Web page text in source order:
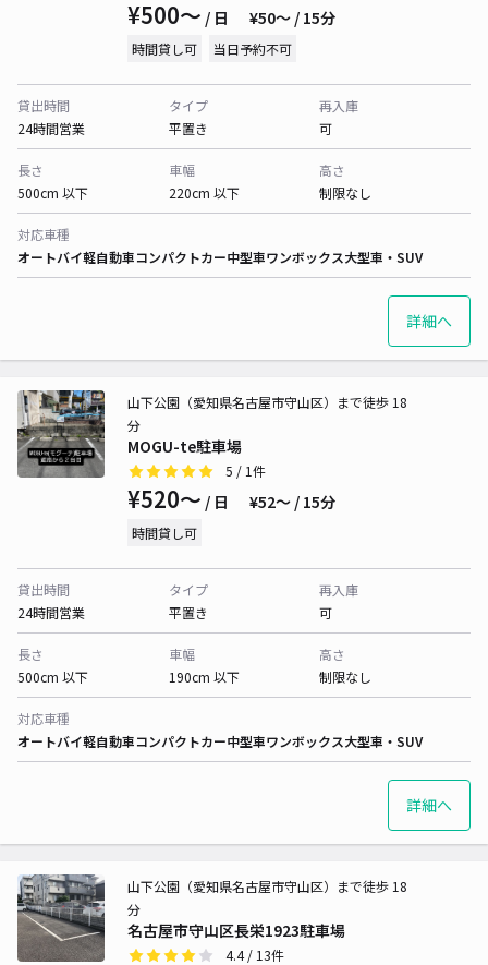
¥500〜 / 日 ¥50〜 / 15分
時間貸し可 当日予約不可
貸出時間
24時間営業
タイプ
平置き
再入庫
可
長さ
500cm 以下
車幅
220cm 以下
高さ
制限なし
対応車種
オートバイ軽自動車コンパクトカー中型車ワンボックス大型車・SUV
詳細へ
MOGU-te駐車場
山下公園（愛知県名古屋市守山区）まで徒歩 18
分
5 / 1件
¥520〜 / 日 ¥52〜 / 15分
時間貸し可
貸出時間
24時間営業
タイプ
平置き
再入庫
可
長さ
500cm 以下
車幅
190cm 以下
高さ
制限なし
対応車種
オートバイ軽自動車コンパクトカー中型車ワンボックス大型車・SUV
詳細へ
名古屋市守山区長栄1923駐車場
山下公園（愛知県名古屋市守山区）まで徒歩 18
分
4.4/ 13件